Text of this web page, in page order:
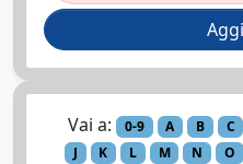
Vai a: 0-9 A B C
J
K L M N O